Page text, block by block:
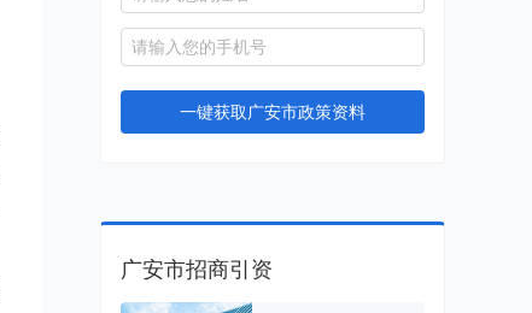
一键获取广安市政策资料
广安市招商引资